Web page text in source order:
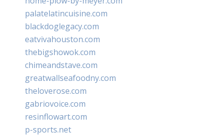
palatelatincuisine.com
blackdoglegacy.com
eatvivahouston.com
thebigshowok.com
chimeandstave.com
greatwallseafoodny.com
theloverose.com
gabriovoice.com
resinflowart.com
p-sports.net